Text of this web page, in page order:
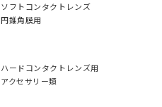
ソフトコンタクトレンズ
円錐角膜用
ハードコンタクトレンズ用
アクセサリー類